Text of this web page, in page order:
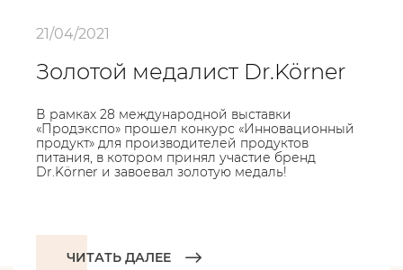
21/04/2021
Золотой медалист Dr.Körner
В рамках 28 международной выставки
«Продэкспо» прошел конкурс «Инновационный
продукт» для производителей продуктов
питания, в котором принял участие бренд
Dr.Körner и завоевал золотую медаль!
ЧИТАТЬ ДАЛЕЕ